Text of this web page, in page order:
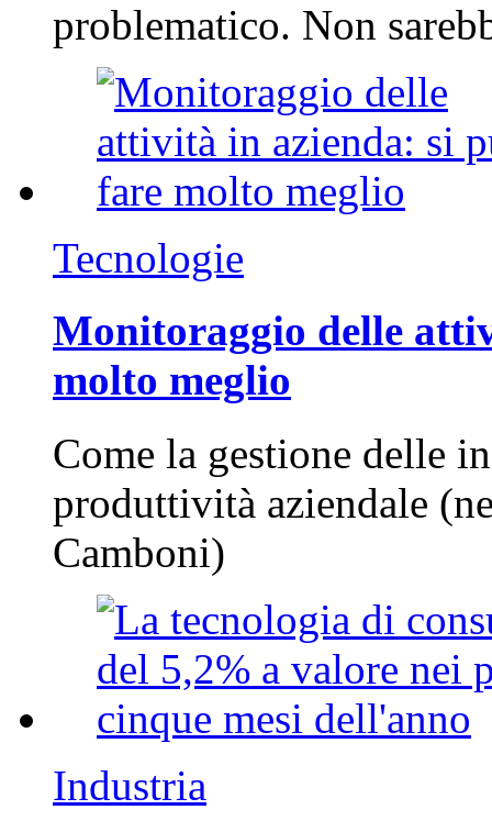
problematico. Non
Tecnologie
Monitoraggio delle
molto meglio
Come la gestione delle
produttività aziendale
Camboni)
Industria